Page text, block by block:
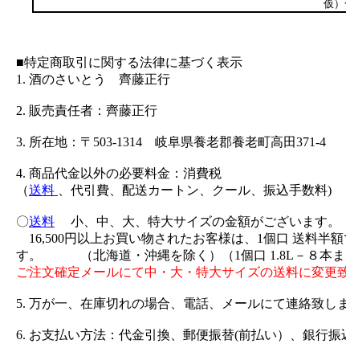
仮）
■特定商取引に関する法律に基づく表示
1. 酒のさいとう 齊藤正行
2. 販売責任者：齊藤正行
3. 所在地：〒503-1314 岐阜県養老郡養老町高田371-4
4. 商品代金以外の必要料金：消費税
（送料 、代引費、配送カートン、クール、振込手数料)
〇送料 小、中、大、特大サイズの金額がございます。
16,500円以上お買い物されたお客様は、1個口 送料半額
す。 （北海道・沖縄を除く）（1個口 1.8L－８本ま
ご注文確定メールにて中・大・特大サイズの送料に変更
5. 万が一、在庫切れの場合、電話、メールにて連絡致し
6. お支払い方法：代金引換、郵便振替(前払い）、銀行振